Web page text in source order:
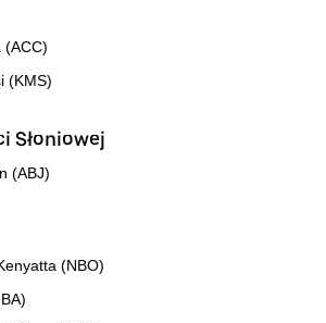
(ACC)
(KMS)
Słoniowej
(ABJ)
(NBO)